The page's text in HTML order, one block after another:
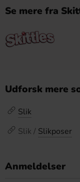
Se mere fra
Udforsk mere
Slik
Slik / Slikposer
Anmeldelser